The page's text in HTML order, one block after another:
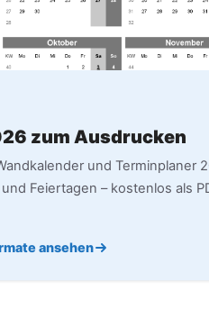
zum Ausdrucken
und Terminplaner
Feiertagen – kostenlos als
ansehen